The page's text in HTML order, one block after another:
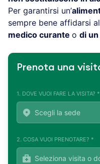
Per garantirsi un’
sempre bene affidarsi
medico curante o di
Prenota una
1. DOVE VUOI FARE LA VISITA? *
2. COSA VUOI PRENOTARE? *